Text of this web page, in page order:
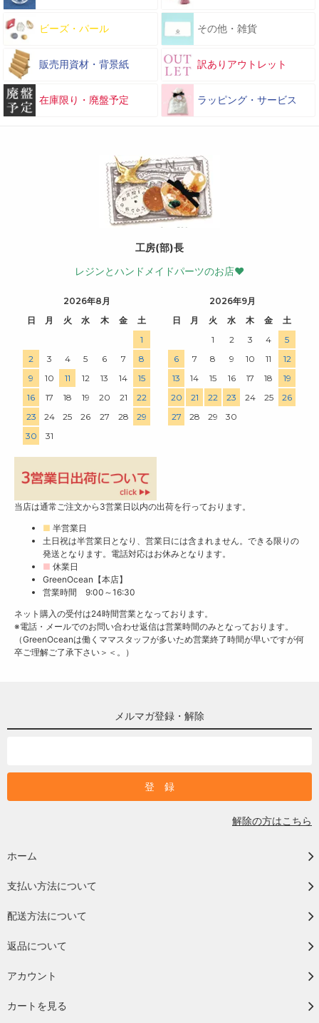
ビーズ・パール その他・雑貨
販売用資材・背景紙 訳ありアウトレット
在庫限り・廃盤予定 ラッピング・サービス
工房(部)長
レジンとハンドメイドパーツのお店♥
2026年8月
日
月 火 水 木 金
土
1
2
3 4 5 6 7
8
9
10 11 12 13 14
15
16
17 18 19 20 21
22
23
24 25 26 27 28
29
30
31
2026年9月
日
月 火 水 木 金
土
1
2 3 4
5
6
7 8 9 10 11
12
13
14 15 16 17 18
19
20
21 22 23 24 25
26
27
28 29 30
当店は通常ご注文から3営業日以内の出荷を行っております。
■ 半営業日
土日祝は半営業日となり、営業日には含まれません。できる限りの
発送となります。電話対応はお休みとなります。
■ 休業日
GreenOcean【本店】
営業時間 9:00～16:30
ネット購入の受付は24時間営業となっております。
※電話・メールでのお問い合わせ返信は営業時間のみとなっております。
（GreenOceanは働くママスタッフが多いため営業終了時間が早いですが何
卒ご理解ご了承下さい＞＜。）
メルマガ登録・解除
解除の方はこちら
ホーム
支払い方法について
配送方法について
返品について
アカウント
カートを見る